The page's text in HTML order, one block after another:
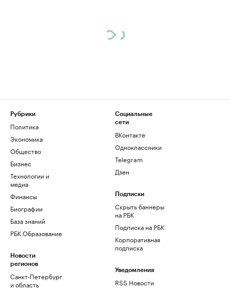
Рубрики
Политика
Экономика
Общество
Бизнес
Технологии и
медиа
Финансы
Биографии
База знаний
РБК Образование
Новости
регионов
Санкт-Петербург
и область
Социальные
сети
ВКонтакте
Одноклассники
Telegram
Дзен
Подписки
Скрыть баннеры
на РБК
Подписка на РБК
Корпоративная
подписка
Уведомления
RSS Новости